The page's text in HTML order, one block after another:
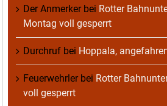
Der Anmerkerbei Rotter
Montag voll gesperrt
Durchruf bei Hoppala,
Feuerwehrlerbei Rotter
voll gesperrt